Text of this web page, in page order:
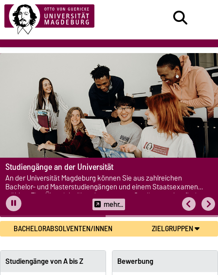
Studiengänge an der Universität
An der Universität Magdeburg können Sie aus zahlreichen
Bachelor- und Masterstudiengängen und einem Staatsexamen
wählen. Eine Übersicht über das gesamte Studienangebot finden
Sie hier. mehr...
BACHELORABSOLVENTEN/INNEN ZIELGRUPPEN
Studiengänge von A bis Z
Bewerbung